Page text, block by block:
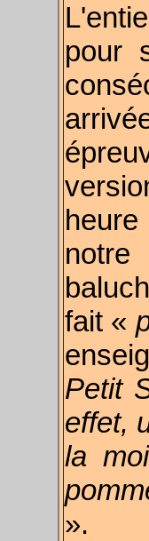
pour
notre
fait «
Petit
effet,
la
».